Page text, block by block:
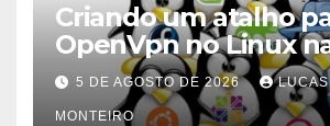
Criando um atalho
OpenVpn no Linux
distros Debian,
Mint Linux
5 DE AGOSTO DE 2026
MONTEIRO